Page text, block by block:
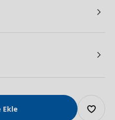
Ekle